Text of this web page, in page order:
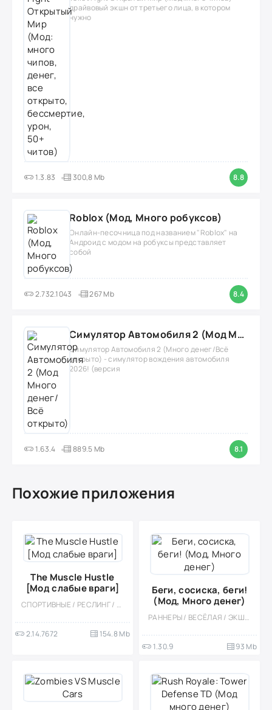
драйвовый экшн от третьего лица, в котором
нужно
1.3.83 300,8 Mb 8.8
Roblox (Мод, Много робуксов)
Онлайн-песочница под названием "Roblox" на
Андроид с модом на робуксы представляет
собой
2.732.1043 267 Mb 8.4
Симулятор Автомобиля 2 (Мод Много денег/Всё открыто)
Симулятор Автомобиля 2 (Много денег/Всё
открыто) - симулятор вождения автомобиля
2026! (версия
1.63.4 889.5 Mb 8.1
Похожие приложения
The Muscle Hustle
[Мод слабые враги]
СПОРТИВНЫЕ / РЕСЛИНГ / КАЗУАЛЬНЫЕ / МНОГОПОЛЬЗОВАТЕЛЬСКАЯ / СОРЕВНОВАТЕЛЬНАЯ / СТИЛИЗАЦИЯ / PVP / МОД
2.14.7672 154.8 Mb
Беги, сосиска, беги!
(Мод, Много денег)
РАННЕРЫ / ВЕСЁЛАЯ / ЭКШЕНЫ / ПЛАТФОРМЕРЫ / КАЗУАЛЬНЫЕ / ОДНОПОЛЬЗОВАТЕЛЬСКИЕ / СТИЛИЗАЦИЯ / ОФЛАЙН / МОД / ПО МУЛЬТФИЛЬМАМ / ВСТРОЕННЫЙ КЕШ / МАЛЕНЬКАЯ
1.30.9 93 Mb